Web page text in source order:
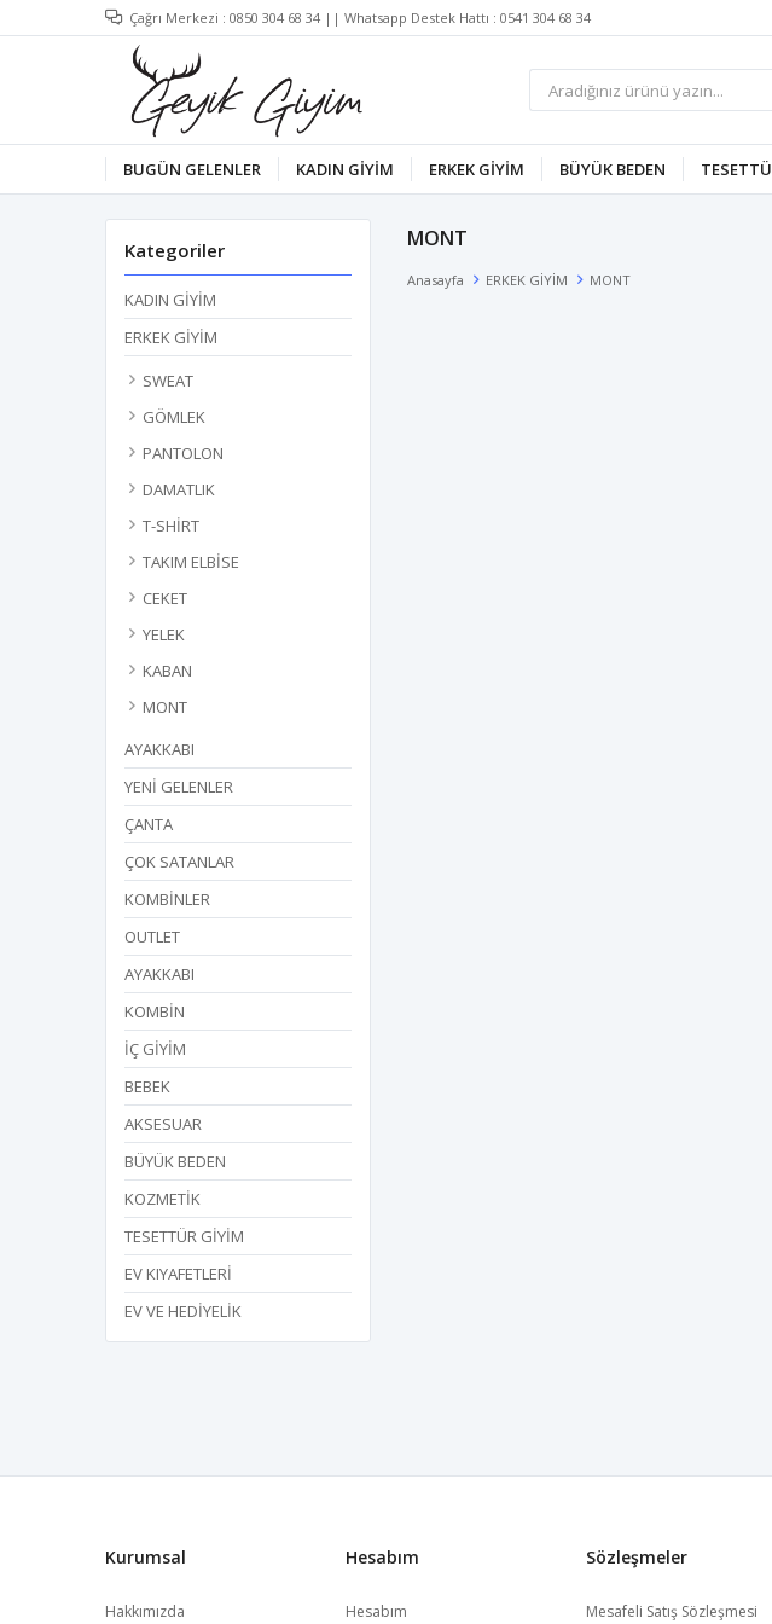
Çağrı Merkezi : 0850 304 68 34 || Whatsapp Destek Hattı : 0541 304 68 34
BUGÜN GELENLER KADIN GİYİM ERKEK GİYİM BÜYÜK BEDEN
Kategoriler
KADIN GİYİM
ERKEK GİYİM
SWEAT
GÖMLEK
PANTOLON
DAMATLIK
T-SHİRT
TAKIM ELBİSE
CEKET
YELEK
KABAN
MONT
AYAKKABI
YENİ GELENLER
ÇANTA
ÇOK SATANLAR
KOMBİNLER
OUTLET
AYAKKABI
KOMBİN
İÇ GİYİM
BEBEK
AKSESUAR
BÜYÜK BEDEN
KOZMETİK
TESETTÜR GİYİM
EV KIYAFETLERİ
EV VE HEDİYELİK
MONT
Anasayfa ERKEK GİYİM MONT
Kurumsal
Hakkımızda
Hesabım
Hesabım
Sözleşmeler
Mesafeli Satış Sözleşmesi